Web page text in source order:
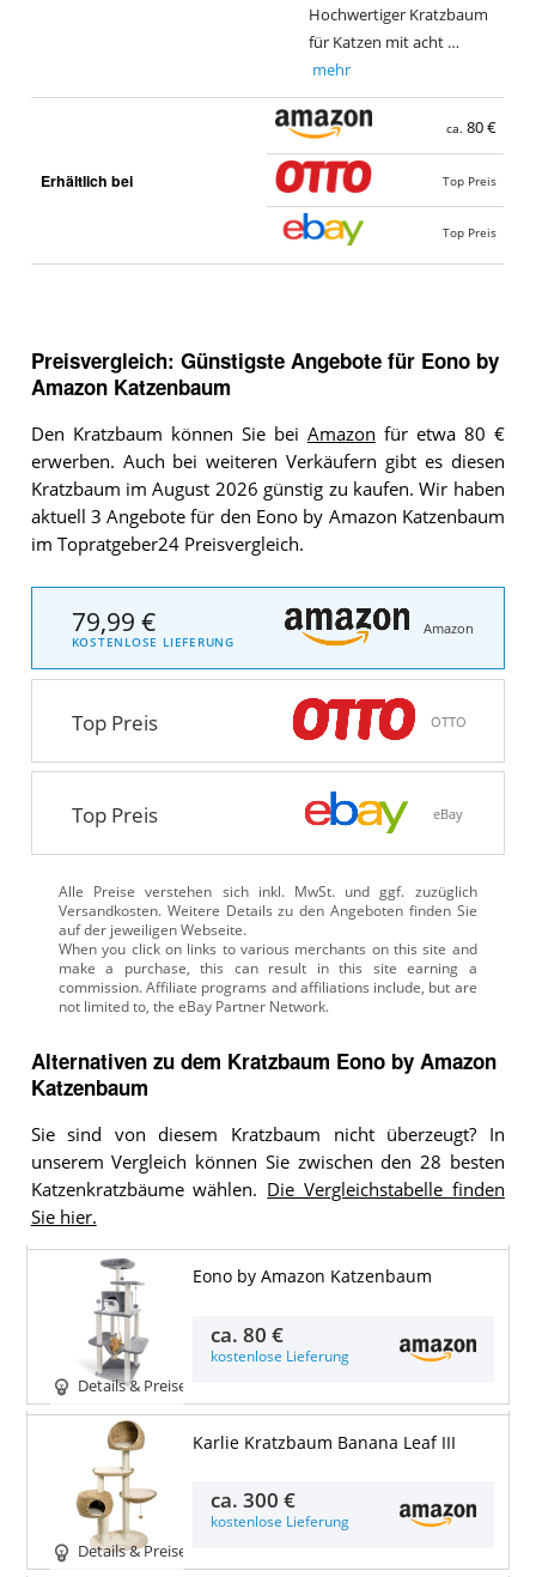
Hochwertiger Kratzbaum
für Katzen mit acht …
mehr
Erhältlich bei
ca. 80 €
Top Preis
Top Preis
Preisvergleich: Günstigste Angebote für Eono by
Amazon Katzenbaum
Den Kratzbaum können Sie bei Amazon für etwa 80 €
erwerben. Auch bei weiteren Verkäufern gibt es diesen
Kratzbaum im August 2026 günstig zu kaufen. Wir haben
aktuell 3 Angebote für den Eono by Amazon Katzenbaum
im Topratgeber24 Preisvergleich.
79,99 €
KOSTENLOSE LIEFERUNG
Amazon
Top Preis OTTO
Top Preis eBay
Alle Preise verstehen sich inkl. MwSt. und ggf. zuzüglich
Versandkosten. Weitere Details zu den Angeboten finden Sie
auf der jeweiligen Webseite.
Alternativen zu dem Kratzbaum Eono by Amazon
Katzenbaum
Sie sind von diesem Kratzbaum nicht überzeugt? In
unserem Vergleich können Sie zwischen den 28 besten
Katzenkratzbäume wählen. Die Vergleichstabelle finden
Sie hier.
Details & Preise
Eono by Amazon Katzenbaum
ca.80 €
kostenlose Lieferung
Details & Preise
Karlie Kratzbaum Banana Leaf III
ca.300 €
kostenlose Lieferung